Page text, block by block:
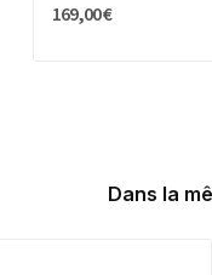
169,00 €
Dans la